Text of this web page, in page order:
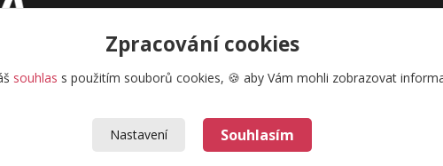
Zpracování cookies
souhlas s použitím souborů cookies, 🍪 aby Vám mohli zobrazovat
Nastavení Souhlasím